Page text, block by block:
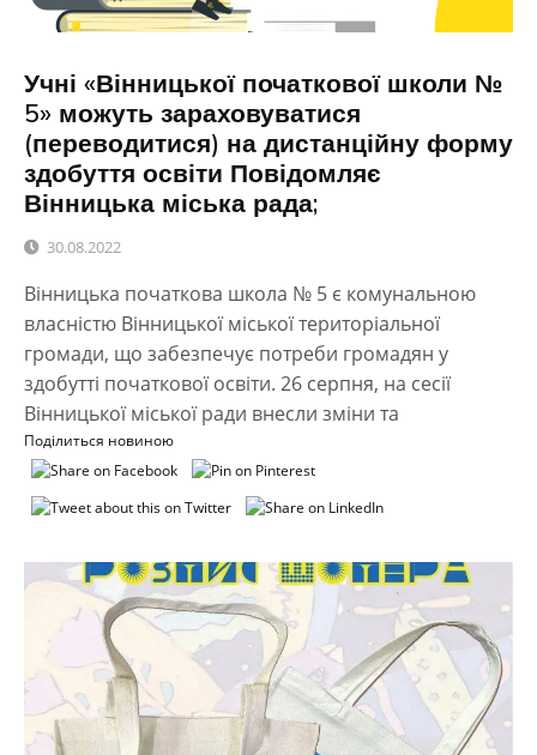
Учні «Вінницької початкової школи №
5» можуть зараховуватися
(переводитися) на дистанційну форму
здобуття освіти Повідомляє
Вінницька міська рада;
30.08.2022
Вінницька початкова школа № 5 є комунальною
власністю Вінницької міської територіальної
громади, що забезпечує потреби громадян у
здобутті початкової освіти. 26 серпня, на сесії
Вінницької міської ради внесли зміни та
Поділиться новиною